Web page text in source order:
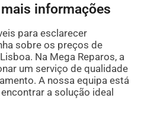
informações
para esclarecer
sobre os preços de
Na Mega Reparos, a
um serviço de qualidade
A nossa equipa está
a solução ideal